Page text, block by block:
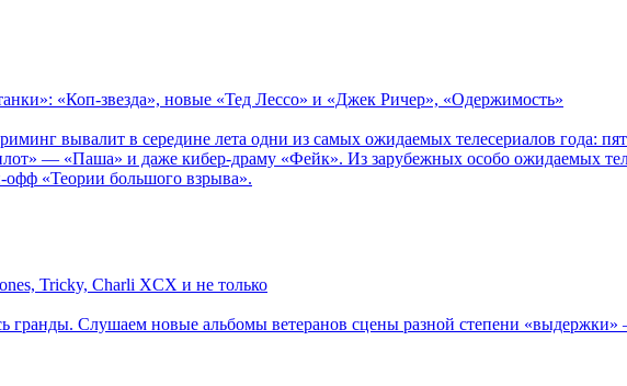
«Коп-звезда», новые «Тед Лессо» и «Джек Ричер», «Одержимость»
вывалит в середине лета одни из самых ожидаемых телесериалов года:
— «Паша» и даже кибер-драму «Фейк». Из зарубежных особо ожидаемых
офф «Теории большого взрыва».
Tricky, Charli XCX и не только
Слушаем новые альбомы ветеранов сцены разной степени